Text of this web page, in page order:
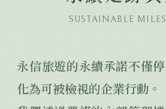
SUSTAINABLE
永信旅遊的永續承諾不僅
化為可被檢視的企業行動。